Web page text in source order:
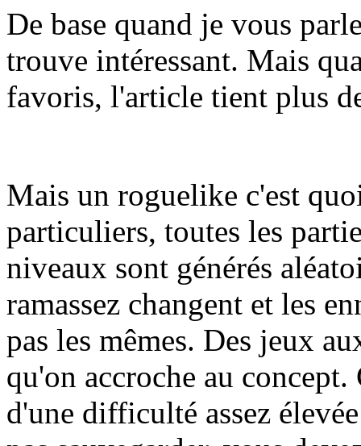
De base quand je vous
trouve intéressant. Mais
favoris, l'article tient plus
Mais un roguelike c'est
particuliers, toutes les
niveaux sont générés
ramassez changent et les
pas les mêmes. Des jeux
qu'on accroche au concept.
d'une difficulté assez